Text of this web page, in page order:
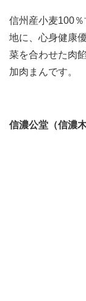
信州産小麦100
地に、心身健康
菜を合わせた肉
加肉まんです。
信濃公堂（信濃